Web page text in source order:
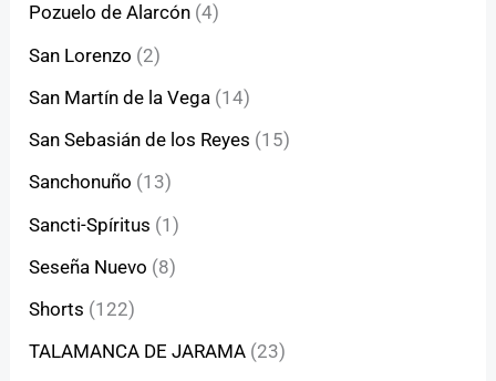
Pozuelo de Alarcón (4)
San Lorenzo (2)
San Martín de la Vega (14)
San Sebasián de los Reyes (15)
Sanchonuño (13)
Sancti-Spíritus (1)
Seseña Nuevo (8)
Shorts (122)
TALAMANCA DE JARAMA (23)